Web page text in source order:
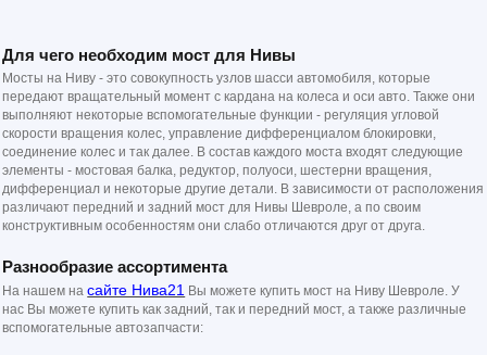
Для чего необходим мост для Нивы
Мосты на Ниву - это совокупность узлов шасси автомобиля, которые
передают вращательный момент с кардана на колеса и оси авто. Также они
выполняют некоторые вспомогательные функции - регуляция угловой
скорости вращения колес, управление дифференциалом блокировки,
соединение колес и так далее. В состав каждого моста входят следующие
элементы - мостовая балка, редуктор, полуоси, шестерни вращения,
дифференциал и некоторые другие детали. В зависимости от расположения
различают передний и задний мост для Нивы Шевроле, а по своим
конструктивным особенностям они слабо отличаются друг от друга.
Разнообразие ассортимента
На нашемнасайте Нива21 Вы можете купить мост на Ниву Шевроле. У
нас Вы можете купить как задний, так и передний мост, а также различные
вспомогательные автозапчасти: